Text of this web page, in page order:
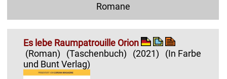
Romane
Es lebe Raumpatrouille Orion
(Roman)
(Taschenbuch) (2021)
(In Farbe
und Bunt Verlag)